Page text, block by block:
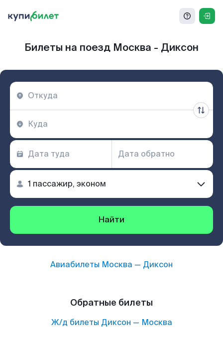
Билеты на поезд Москва - Диксон
Найти
Авиабилеты Москва — Диксон
Обратные билеты
Ж/д билеты Диксон — Москва